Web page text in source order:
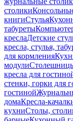
столики
книгиСтулья
табуреты
креслаДетские
кресла, стулья,
для кормления
модули
кресла для
стенки, горки для
гостиной
домаКресла-
кухниСтолы,